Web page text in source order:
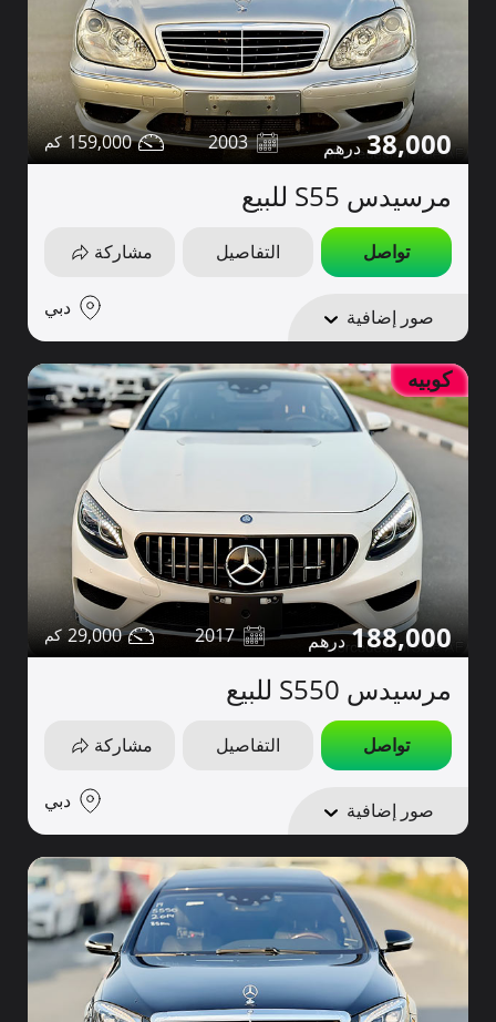
38,000
2003
159,000
مرسيدس S55 للبيع
تواصل التفاصيل مشاركة
صور إضافية دبي
كوبيه
188,000
2017
29,000
مرسيدس S550 للبيع
تواصل التفاصيل مشاركة
صور إضافية دبي